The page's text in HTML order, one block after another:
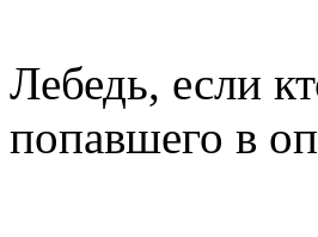
Лебедь, если
попавшего в